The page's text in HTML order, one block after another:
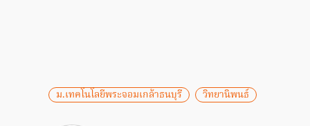
ม.เทคโนโลยีพระจอมเกล้าธนบุรี วิทยานิพนธ์